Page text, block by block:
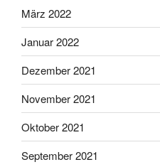
März 2022
Januar 2022
Dezember 2021
November 2021
Oktober 2021
September 2021